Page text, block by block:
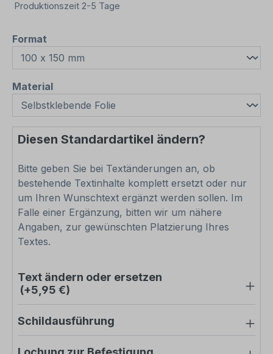
Produktionszeit 2-5 Tage
Format
Materialauswählen
Diesen Standardartikel ändern?
Bitte geben Sie bei Textänderungen an, ob
bestehende Textinhalte komplett ersetzt oder nur
um Ihren Wunschtext ergänzt werden sollen. Im
Falle einer Ergänzung, bitten wir um nähere
Angaben, zur gewünschten Platzierung Ihres
Textes.
Text ändern oder ersetzen
(+5,95 €)
Schildausführung